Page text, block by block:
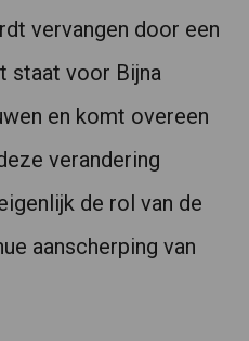
vervangen door een
staat voor Bijna
en komt overeen
verandering
de rol van de
aanscherping van